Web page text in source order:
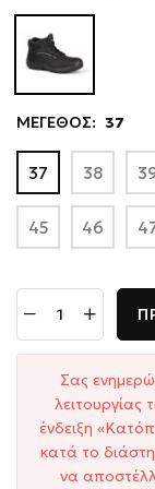
ΜΕΓΕΘΟΣ: 37
37 38
45 46
Σας
ένδειξη
κατά το
να